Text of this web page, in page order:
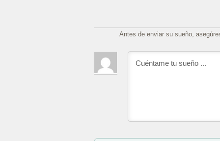
Antes de enviar su sueño,